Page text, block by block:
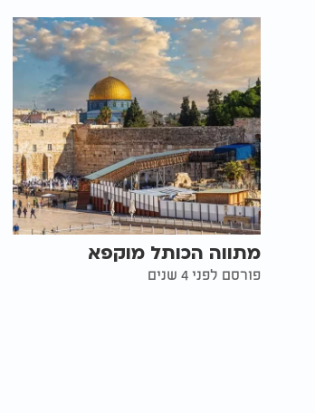
מתווה הכותל מוקפא
פורסם לפני 4 שנים